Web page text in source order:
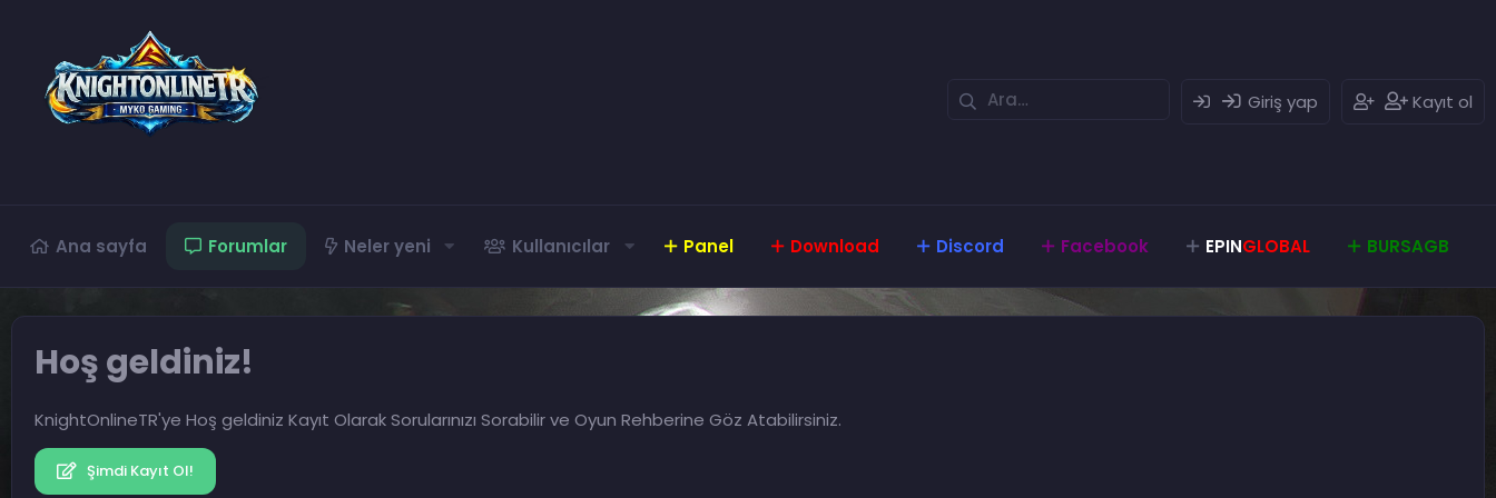
Giriş yap Kayıt ol
Ana sayfa Forumlar Neler yeni Kullanıcılar Panel Download Discord Facebook EPINGLOBAL BURSAGB
Hoş geldiniz!
KnightOnlineTR'ye Hoş geldiniz Kayıt Olarak Sorularınızı Sorabilir ve Oyun Rehberine Göz Atabilirsiniz.
Şimdi Kayıt Ol!